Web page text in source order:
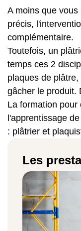
A moins que
précis,
complémentaire.
Toutefois, un
temps ces 2
plaques de
gâcher le produit.
La formation
l'apprentissage
: plâtrier et
Les